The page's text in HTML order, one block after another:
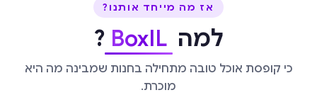
אז מה מייחד אותנו?
למה BoxIL
?
כי קופסת אוכל טובה מתחילה בחנות שמבינה מה היא
מוכרת.